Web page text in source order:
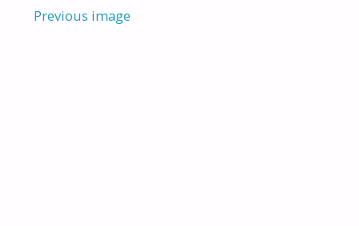
Previous image